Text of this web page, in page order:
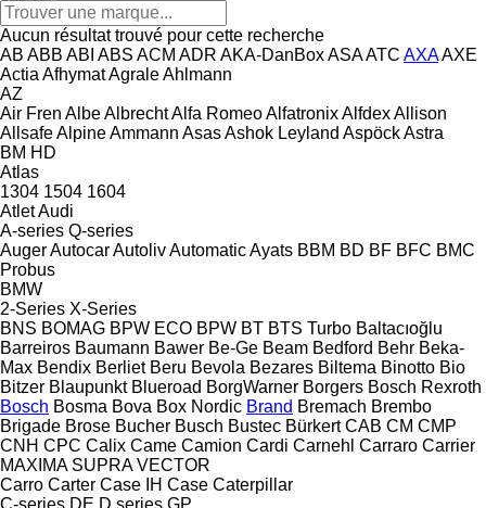
Aucun résultat trouvé pour cette recherche
AB ABB ABI ABS ACM ADR AKA-DanBoxASAATC AXAAXE
Actia AfhymatAgraleAhlmann
AZ
Air Fren AlbeAlbrechtAlfa RomeoAlfatronixAlfdexAllison
AllsafeAlpineAmmann AsasAshok Leyland AspöckAstra
BM HD
Atlas
1304 1504 1604
AtletAudi
A-series Q-series
AugerAutocarAutolivAutomaticAyats BBM BD BF BFC BMC
Probus
BMW
2-Series X-Series
BNS BOMAG BPW ECO BPW BT BTS Turbo Baltacıoğlu
Barreiros Baumann Bawer Be-Ge Beam Bedford Behr Beka-
Max Bendix Berliet Beru Bevola Bezares Biltema Binotto Bio
Bitzer Blaupunkt Blueroad BorgWarner Borgers Bosch Rexroth
Bosch Bosma Bova Box Nordic Brand Bremach Brembo
Brigade Brose Bucher Busch Bustec Bürkert CAB CM CMP
CNH CPC Calix Came Camion Cardi Carnehl Carraro Carrier
MAXIMA SUPRA VECTOR
Carro Carter Case IH Case Caterpillar
C-series DE D series GP